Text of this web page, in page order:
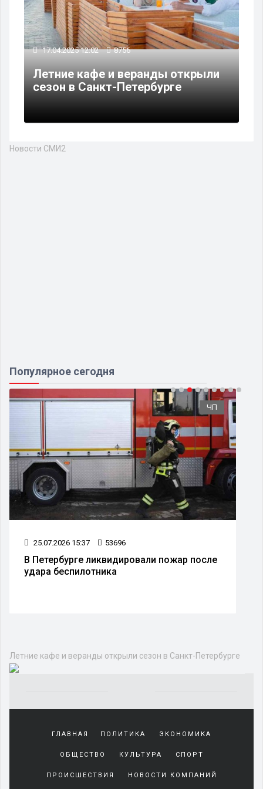
17.04.2025 12:02 8756
Летние кафе и веранды открыли
сезон в Санкт-Петербурге
Новости СМИ2
Популярное сегодня
ЧП
25.07.2026 15:37 53696
В Петербурге ликвидировали пожар после
удара беспилотника
Летние кафе и веранды открыли сезон в Санкт-Петербурге
sürekli
beraber
geçirerek
ГЛАВНАЯ ПОЛИТИКА ЭКОНОМИКА
ОБЩЕСТВО КУЛЬТУРА СПОРТ
ПРОИСШЕСТВИЯ НОВОСТИ КОМПАНИЙ